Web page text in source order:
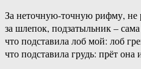
За неточную-точную рифму, не
за шлепок, подзатыльник –
что подставила лоб мой: лоб
что подставила грудь: прёт она